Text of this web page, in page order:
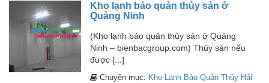
Kho lạnh bảo quản thủy sản ở
Quảng Ninh
(Kho lạnh bảo quản thủy sản ở Quảng
Ninh – bienbacgroup.com) Thủy sản nếu
được [...]
Chuyên mục: Kho Lạnh Bảo Quản Thủy Hải